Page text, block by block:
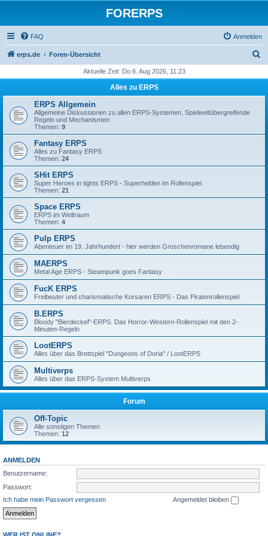
FORERPS
FAQ Anmelden
erps.de Foren-Übersicht
h
Aktuelle Zeit: Do 6. Aug 2026, 11:23
Alles zu ERPS
ERPS Allgemein
Allgemeine Diskussionen zu allen ERPS-Systemen, Spielweltübergreifende
Regeln und Mechanismen
Themen: 9
Fantasy ERPS
Alles zu Fantasy ERPS
Themen: 24
SHit ERPS
Super Heroes in tights ERPS - Superhelden im Rollenspiel
Themen: 21
Space ERPS
ERPS im Weltraum
Themen: 4
Pulp ERPS
Abenteuer im 19. Jahrhundert - hier werden Groschenromane lebendig
MAERPS
Metal Age ERPS - Steampunk goes Fantasy
FucK ERPS
Freibeuter und charismatische Korsaren ERPS - Das Piratenrollenspiel
B.ERPS
Bloody "Bierdeckel"-ERPS. Das Horror-Western-Rollenspiel mit den 2-
Minuten-Regeln
LootERPS
Alles über das Brettspiel "Dungeons of Doria" / LootERPS
Multiverps
Alles über das ERPS-System Multiverps
Forum
Off-Topic
Alle sonstigen Themen
Themen: 12
ANMELDEN
Benutzername:
Passwort:
Ich habe mein Passwort vergessen
Angemeldet bleiben